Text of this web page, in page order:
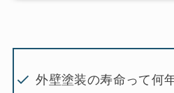
外壁塗装の寿命って何